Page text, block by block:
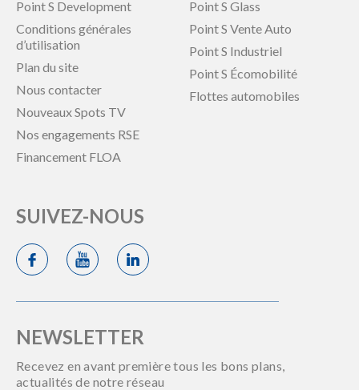
Point S Development
Conditions générales
d’utilisation
Plan du site
Nous contacter
Nouveaux Spots TV
Nos engagements RSE
Financement FLOA
Point S Glass
Point S Vente Auto
Point S Industriel
Point S Écomobilité
Flottes automobiles
SUIVEZ-NOUS
NEWSLETTER
Recevez en avant première tous les bons plans,
actualités de notre réseau